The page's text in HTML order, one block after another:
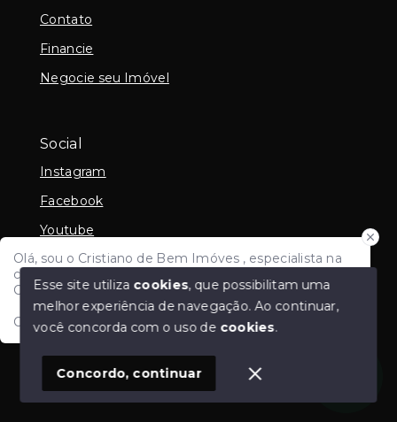
Olá, sou o Cristiano de Bem Imóves , especialista na
compra e venda de imoveis e avaliação imobiliária em
Criciúma e região e todo Sul de Santa Catarina.
Como posso ajudar?
Contato
Financie
Negocie seu Imóvel
Social
Instagram
Facebook
Youtube
Linkedin
© Copyright 2026 - Cristiano de Bem - CRECI PF
SITE PARA IMOBILIARIA
Esse site utiliza cookies, que possibilitam uma
melhor experiência de navegação.Ao continuar,
você concorda com o uso de cookies.
Concordo, continuar